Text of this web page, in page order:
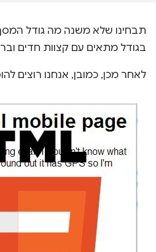
תבחינו שלא משנה מה גודל
בגודל מתאים עם קצוות חדים
לאחר מכן, כמובן, אנחנו רוצים